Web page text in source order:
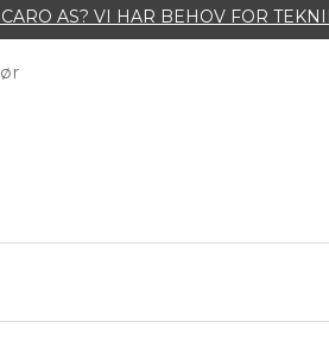
AS? VI HAR BEHOV FOR